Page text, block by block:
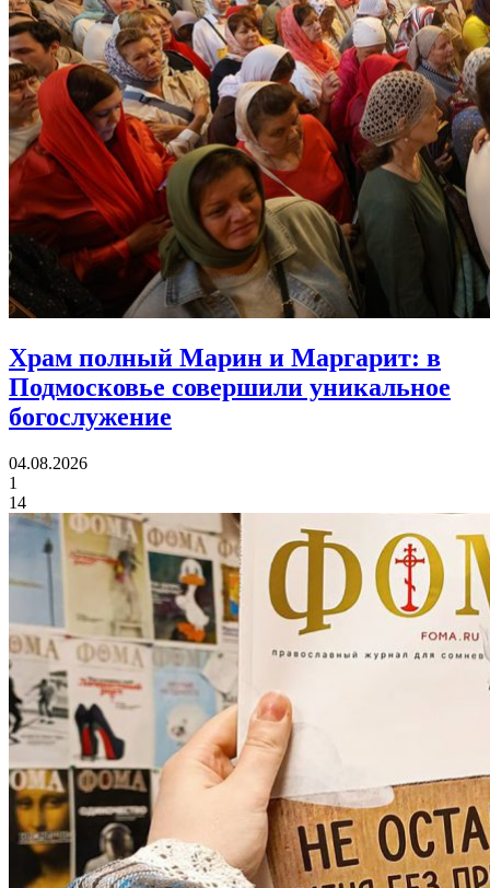
Храм полный Марин и Маргарит: в
Подмосковье совершили уникальное
богослужение
04.08.2026
1
14